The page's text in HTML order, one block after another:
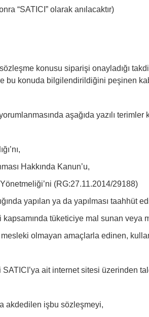
“SATICI” olarak anılacaktır)
konusu siparişi onayladığı
bu konuda bilgilendirildiğini peşinen
aşağıda yazılı terimler
Hakkında Kanun’u,
(RG:27.11.2014/29188)
yapılan ya da yapılması
tüketiciye mal sunan veya
olmayan amaçlarla edinen,
ait internet sitesi üzerinden
akdedilen işbu sözleşmeyi,